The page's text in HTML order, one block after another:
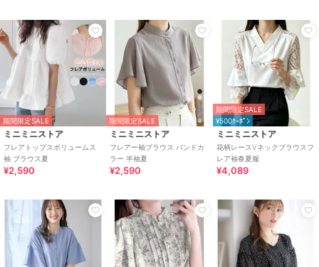
期間限定SALE
ミニミニストア
フレアトップスボリュームス
袖 ブラウス夏
¥2,590
期間限定SALE
ミニミニストア
フレアー袖ブラウス バンドカ
ラー 半袖夏
¥2,590
期間限定SALE
¥500ｸｰﾎﾟﾝ
ミニミニストア
花柄レースVネックブラウスフ
レア袖春夏服
¥4,089